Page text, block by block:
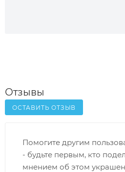
Отзывы
ОСТАВИТЬ ОТЗЫВ
Помогите другим
- будьте первым, кто
мнением об этом